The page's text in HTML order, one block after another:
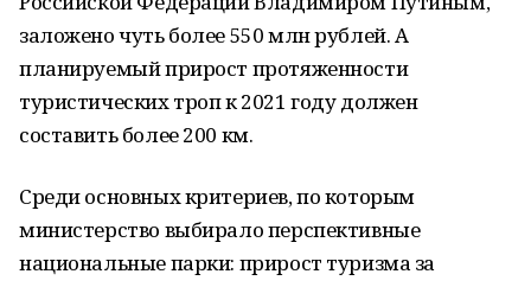
заложено чуть более 550 млн рублей. А
планируемый прирост протяженности
туристических троп к 2021 году должен
составить более 200 км.
Среди основных критериев, по которым
министерство выбирало перспективные
национальные парки: прирост туризма за